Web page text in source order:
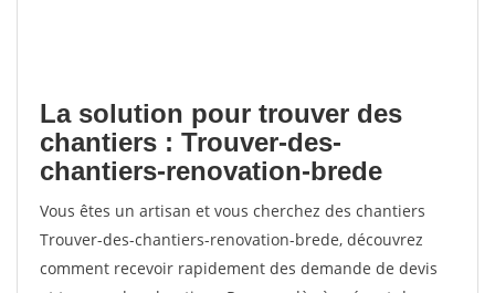
La solution pour trouver des
chantiers : Trouver-des-
chantiers-renovation-brede
Vous êtes un artisan et vous cherchez des chantiers
Trouver-des-chantiers-renovation-brede, découvrez
comment recevoir rapidement des demande de devis